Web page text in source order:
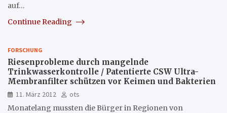
auf…
Continue Reading
FORSCHUNG
Riesenprobleme durch mangelnde
Trinkwasserkontrolle / Patentierte CSW Ultra-
Membranfilter schützen vor Keimen und Bakterien
11. März 2012
ots
Monatelang mussten die Bürger in Regionen von